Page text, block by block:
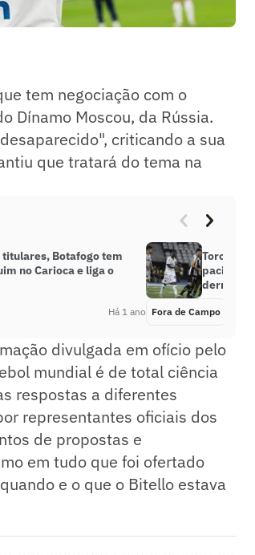
tem negociação com o
Dínamo Moscou, da Rússia.
criticando a sua
que tratará do tema na
titulares, Botafogo tem
no Carioca e liga o
Há 1 ano
paciência
derrota:
Fora de Campo
divulgada em ofício pelo
mundial é de total ciência
respostas a diferentes
representantes oficiais dos
de propostas e
em tudo que foi ofertado
e o que o Bitello estava